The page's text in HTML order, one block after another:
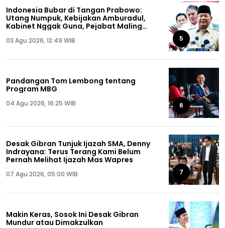
Indonesia Bubar di Tangan Prabowo:
Utang Numpuk, Kebijakan Amburadul,
Kabinet Nggak Guna, Pejabat Maling
03 Agu 2026, 12:49 WIB 5
Pandangan Tom Lembong tentang
Program MBG
04 Agu 2026, 16:25 WIB 6
Desak Gibran Tunjuk Ijazah SMA, Denny
Indrayana: Terus Terang Kami Belum
Pernah Melihat Ijazah Mas Wapres
07 Agu 2026, 05:00 WIB 7
Makin Keras, Sosok Ini Desak Gibran
Mundur atau Dimakzulkan